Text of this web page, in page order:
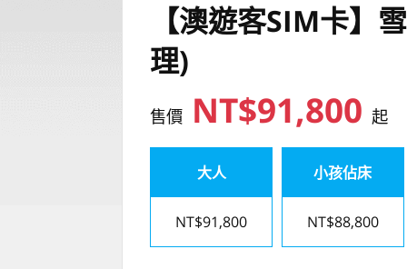
【澳遊客SIM卡】
理)
售價 NT$91,800起
大人
NT$91,800
小孩佔床
NT$88,800